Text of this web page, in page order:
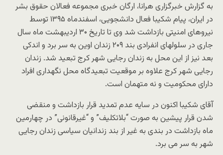
به گزارش خبرگزاری هرانا، ارگان خبری مجموعه فعالان حقوق بشر
در ایران، پیام شکیبا فعال دانشجویی، اسفندماه ۱۳۹۵ توسط
نیروهای امنیتی بازداشت شد وی تا تاریخ ۳۰ اردیبهشت ماه سال
جاری در سلولهای انفرادی بند ۲۰۹ زندان اوین به سر برد و اندکی
بعد نیز از این محل به زندان رجایی شهر کرج تبعید شد. زندان
رجایی شهر کرج علاوه بر موقعیت تبعیدگاه محل نگهداری افراد
دارای محکومیت و نه متهمان است.
آقای شکیبا اکنون در سایه عدم تمدید قرار بازداشت و منقضی
شدن قرار پیشین به صورت “بلاتکلیف” و “غیرقانونی” در چهارمین
ماه بازداشت در بندی به غیر از بند زندانیان سیاسی زندان رجایی
شهر به سر می برد.